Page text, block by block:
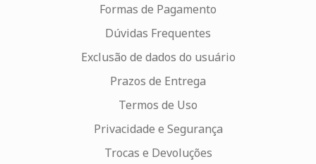
Formas de Pagamento
Dúvidas Frequentes
Exclusão de dados do usuário
Prazos de Entrega
Termos de Uso
Privacidade e Segurança
Trocas e Devoluções